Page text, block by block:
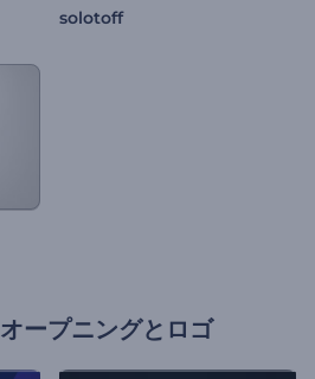
solotoff
オープニングとロゴ